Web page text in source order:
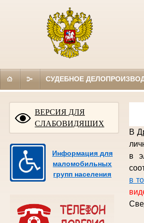
СУДЕБНОЕ
ВЕРСИЯ ДЛЯ
СЛАБОВИДЯЩИХ
Информация для
маломобильных
групп населения
В
в
в